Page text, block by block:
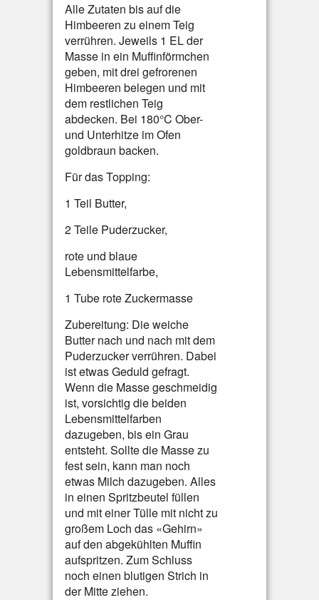
Alle Zutaten bis auf die
Himbeeren zu einem Teig
verrühren. Jeweils 1 EL der
Masse in ein Muffinförmchen
geben, mit drei gefrorenen
Himbeeren belegen und mit
dem restlichen Teig
abdecken. Bei 180°C Ober-
und Unterhitze im Ofen
goldbraun backen.
Für das Topping:
1 Teil Butter,
2 Teile Puderzucker,
rote und blaue
Lebensmittelfarbe,
1 Tube rote Zuckermasse
Zubereitung: Die weiche
Butter nach und nach mit dem
Puderzucker verrühren. Dabei
ist etwas Geduld gefragt.
Wenn die Masse geschmeidig
ist, vorsichtig die beiden
Lebensmittelfarben
dazugeben, bis ein Grau
entsteht. Sollte die Masse zu
fest sein, kann man noch
etwas Milch dazugeben. Alles
in einen Spritzbeutel füllen
und mit einer Tülle mit nicht zu
großem Loch das «Gehirn»
auf den abgekühlten Muffin
aufspritzen. Zum Schluss
noch einen blutigen Strich in
der Mitte ziehen.